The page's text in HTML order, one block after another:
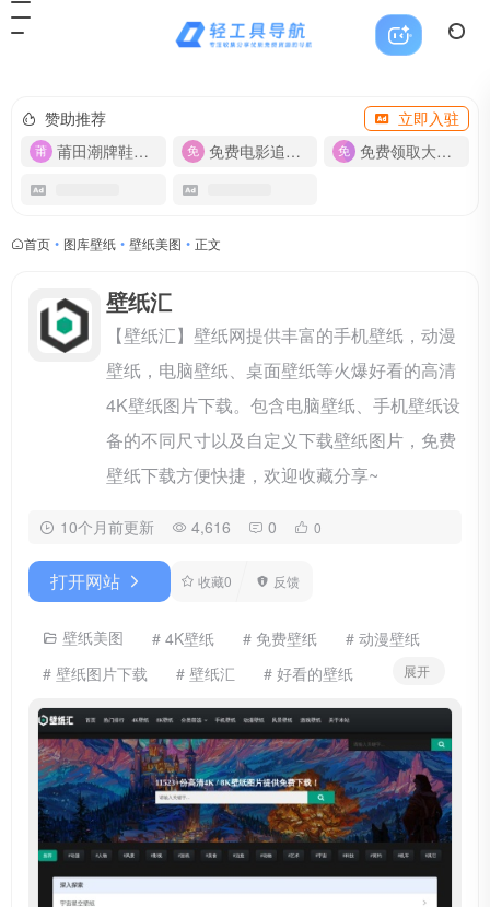
赞助推荐
立即入驻
莆田潮牌鞋服-货源
免费电影追剧APP 免费领取大流量卡【500G】
首页 • 图库壁纸 • 壁纸美图 • 正文
壁纸汇
【壁纸汇】壁纸网提供丰富的手机壁纸，动漫
壁纸，电脑壁纸、桌面壁纸等火爆好看的高清
4K壁纸图片下载。包含电脑壁纸、手机壁纸设
备的不同尺寸以及自定义下载壁纸图片，免费
壁纸下载方便快捷，欢迎收藏分享~
10个月前更新 4,616 0 0
打开网站 收藏0 反馈
壁纸美图 # 4K壁纸 # 免费壁纸
# 动漫壁纸
# 壁纸图片下载
# 壁纸汇
# 好看的壁纸
# 手机壁纸
# 桌面壁纸 # 电脑壁纸 # 高清壁纸
展开